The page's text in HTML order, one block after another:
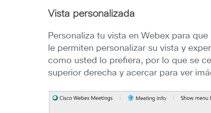
Vista personalizada
Personaliza tu vista en Webex para
le permiten personalizar su vista y
como usted lo prefiera, por lo que se
superior derecha y acercar para ver